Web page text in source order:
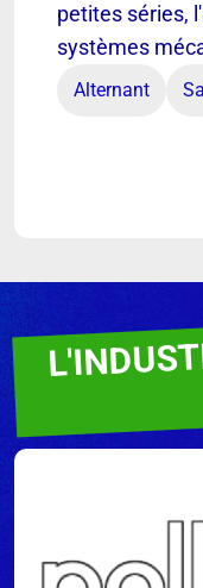
petites séries,
systèmes
Alternant